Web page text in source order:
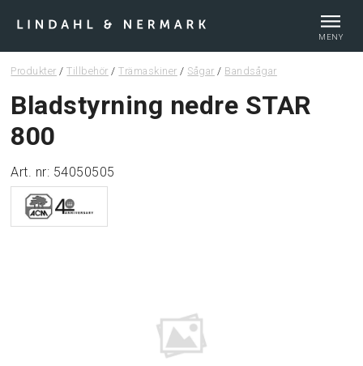
MENY
Webshop
Produkter /Tillbehör /Trämaskiner / Sågar / Bandsågar
Bladstyrning nedre STAR
800
Art. nr: 54050505